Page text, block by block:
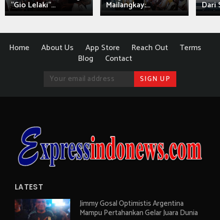
"Gio Lelaki"... Mailangkay:... Dari
Home About Us App Store Reach Out
Terms
Blog
Contact
LATEST
Jimmy Gosal Optimistis Argentina
Mampu Pertahankan Gelar Juara Dunia